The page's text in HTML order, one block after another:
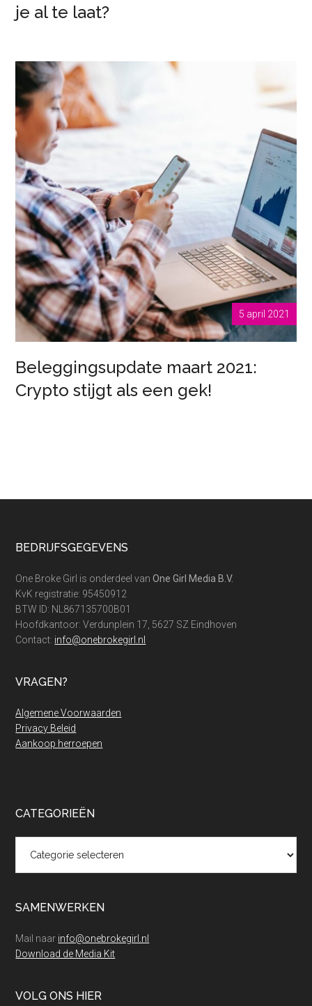
je al te laat?
5 april 2021
Beleggingsupdate maart 2021:
Crypto stijgt als een gek!
Footer
BEDRIJFSGEGEVENS
One Broke Girl is onderdeel vanOne Girl Media B.V.
KvK registratie: 95450912
BTW ID: NL867135700B01
Hoofdkantoor: Verdunplein 17, 5627 SZ Eindhoven
Contact: info@onebrokegirl.nl
VRAGEN?
Algemene Voorwaarden
Privacy Beleid
Aankoop herroepen
CATEGORIEËN
SAMENWERKEN
Mail naar info@onebrokegirl.nl
Download de Media Kit
VOLG ONS HIER